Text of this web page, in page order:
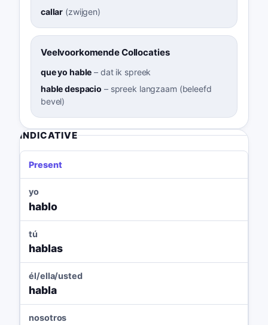
callar (zwijgen)
Veelvoorkomende Collocaties
que yo hable – dat ik spreek
hable despacio – spreek langzaam (beleefd
bevel)
INDICATIVE
Present
yo
hablo
tú
hablas
él/ella/usted
habla
nosotros